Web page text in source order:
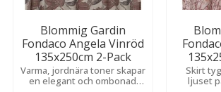
Blommig Gardin
Fondaco Angela Vinröd
135x250cm 2-Pack
Varma, jordnära toner skapar
en elegant och ombonad
Skirt
ljuset